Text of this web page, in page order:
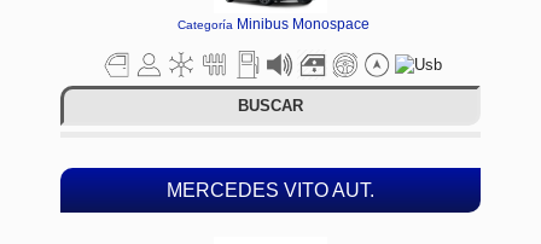
Categoría Minibus Monospace
BUSCAR
MERCEDES VITO AUT.